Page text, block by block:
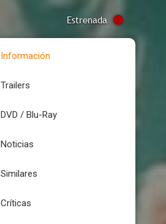
Estrenada
Información
Trailers
DVD / Blu-Ray
Noticias
Similares
Críticas